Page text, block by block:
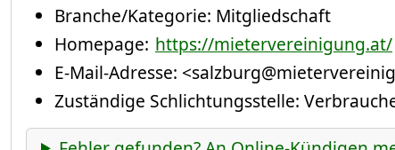
Branche/Kategorie: Mitgliedschaft
Homepage: https://mietervereinigung.at/
E-Mail-Adresse:
Zuständige Schlichtungsstelle: